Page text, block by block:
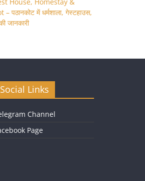
पठानकोट में धर्मशाला, गेस्टहाउस,
जानकारी
Social Links
Channel
Page